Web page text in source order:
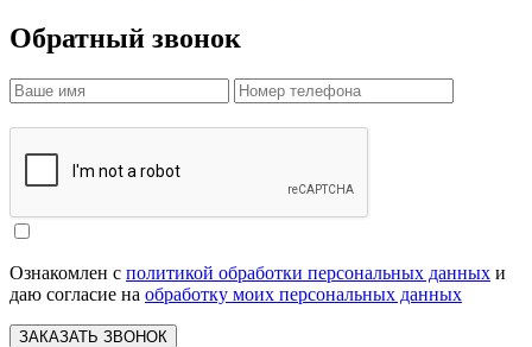
Обратный звонок
Ознакомлен с политикой обработки персональных данных и
даю согласие на обработку моих персональных данных
ЗАКАЗАТЬ ЗВОНОК